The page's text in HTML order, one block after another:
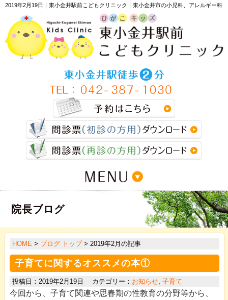
2019年2月19日｜東小金井駅前こどもクリニック｜東小金井市の小児科、アレルギー科
>
>
>
院長ブログ
HOME > ブログ トップ> 2019年2月の記事
子育てに関するオススメの本①
投稿日：2019年2月19日 カテゴリー： お知らせ, 子育て
今回から、子育て関連や思春期の性教育の分野等から、